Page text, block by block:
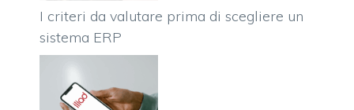
I criteri da valutare prima di scegliere un
sistema ERP